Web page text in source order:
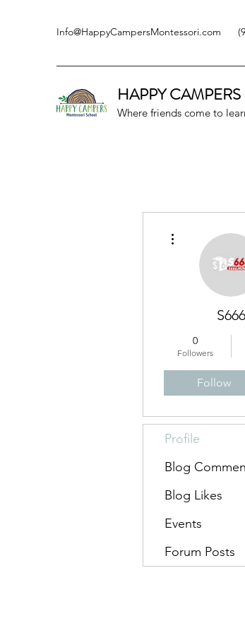
Info@HappyCampersMontessori.com
HAPPY CAMPERS
Where friends come to
S666
0
Followers
Follow
Profile
Blog
Blog Likes
Events
Forum Posts